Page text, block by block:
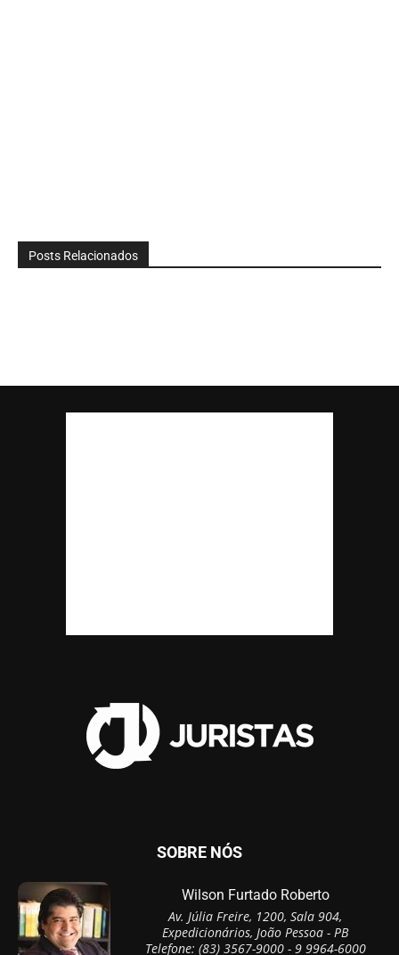
Posts Relacionados
SOBRE NÓS
Wilson Furtado Roberto
Av. Júlia Freire, 1200, Sala 904,
Expedicionários, João Pessoa - PB
Telefone: (83) 3567-9000 - 9 9964-6000